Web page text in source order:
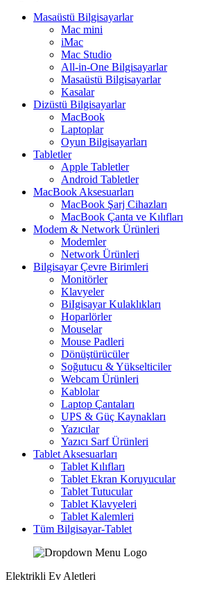
Masaüstü Bilgisayarlar
Mac mini
iMac
Mac Studio
All-in-One Bilgisayarlar
Masaüstü Bilgisayarlar
Kasalar
Dizüstü Bilgisayarlar
MacBook
Laptoplar
Oyun Bilgisayarları
Tabletler
Apple Tabletler
Android Tabletler
MacBook Aksesuarları
MacBook Şarj Cihazları
MacBook Çanta ve Kılıfları
Modem & Network Ürünleri
Modemler
Network Ürünleri
Bilgisayar Çevre Birimleri
Monitörler
Klavyeler
BiIgisayar Kulaklıkları
Hoparlörler
Mouselar
Mouse Padleri
Dönüştürücüler
Soğutucu & Yükselticiler
Webcam Ürünleri
Kablolar
Laptop Çantaları
UPS & Güç Kaynakları
Yazıcılar
Yazıcı Sarf Ürünleri
Tablet Aksesuarları
Tablet Kılıfları
Tablet Ekran Koruyucular
Tablet Tutucular
Tablet Klavyeleri
Tablet Kalemleri
Tüm Bilgisayar-Tablet
Elektrikli Ev Aletleri